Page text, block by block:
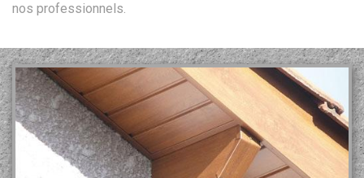
nos professionnels.